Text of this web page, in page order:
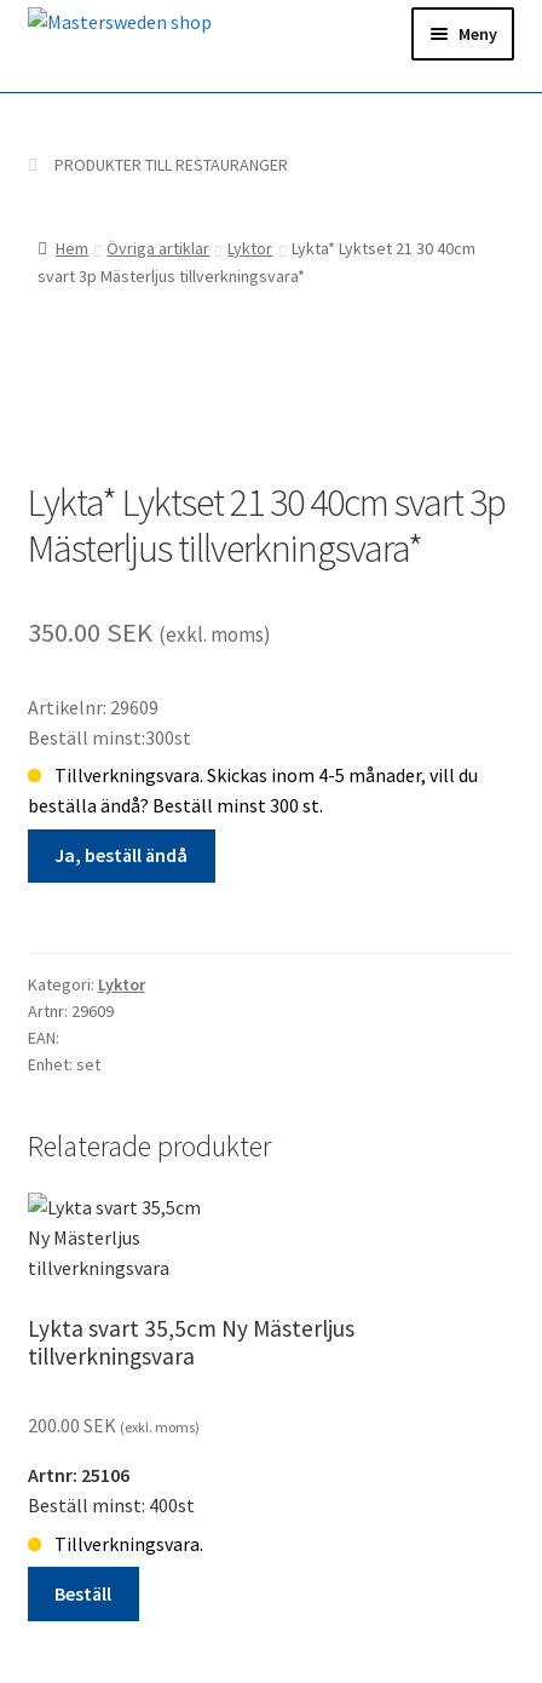
Hoppa
Hoppa
Meny
Hem
Ditt konto
PRODUKTER TILL RESTAURANGER
Hem Övriga artiklar Lyktor
Lykta* Lyktset 21 30 40cm
svart 3p Mästerljus tillverkningsvara*
Lykta* Lyktset 21 30 40cm svart 3p
Mästerljus tillverkningsvara*
350.00 SEK (exkl. moms)
Artikelnr: 29609
Beställ minst:300st
Tillverkningsvara. Skickas inom 4-5 månader, vill du
beställa ändå? Beställ minst 300 st.
Ja, beställ ändå
21
30
40cm
svart
tillverkningsvara*
mängd
Kategori: Lyktor
Artnr: 29609
EAN:
Enhet: set
Relaterade produkter
Lykta svart 35,5cm Ny Mästerljus
tillverkningsvara
200.00 SEK (exkl. moms)
Artnr: 25106
Beställ minst: 400st
Tillverkningsvara.
Beställ